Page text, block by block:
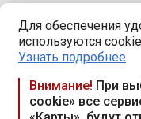
Для обеспечения
используются
Узнать подробнее
Внимание! При
cookie» все
Книга замечаний и
Правила и документы
Praca.by ©
Республика Беларусь,
117а, пом. № 9.